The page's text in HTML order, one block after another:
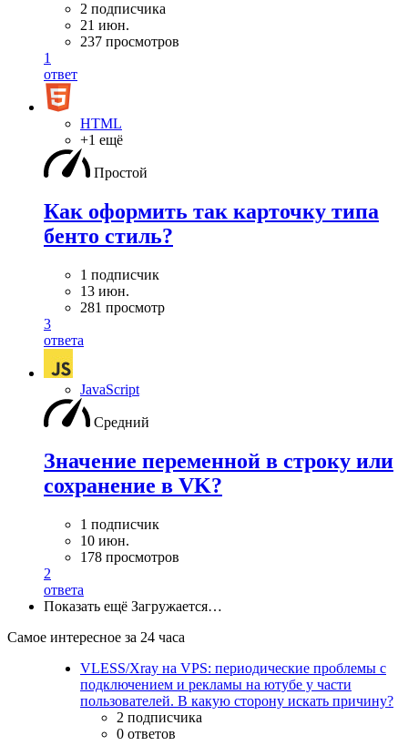
2 подписчика
21 июн.
237 просмотров
1
ответ
HTML
+1 ещё
Простой
Как оформить так карточку типа
бенто стиль?
1 подписчик
13 июн.
281 просмотр
3
ответа
JavaScript
Средний
Значение переменной в строку или
сохранение в VK?
1 подписчик
10 июн.
178 просмотров
2
ответа
Показать ещё Загружается…
Самое интересное за 24 часа
VLESS/Xray на VPS: периодические проблемы с
подключением и рекламы на ютубе у части
пользователей. В какую сторону искать причину?
2 подписчика
0 ответов